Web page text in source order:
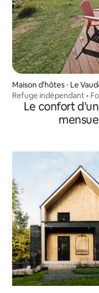
Maison d'hôtes ⋅ Le
Refuge indépendant •
Le confort